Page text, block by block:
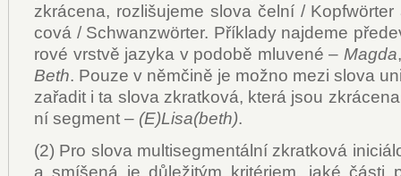
zkrá­ce­na, roz­li­šu­je­me slo­va čel­ní /
co­vá / Schwan­zwörter. Pří­kla­dy na­jde­me
ro­vé vrst­vě ja­zy­ka v po­do­bě mlu­ve­né – Mag­da
Be­th. Pou­ze v něm­či­ně je mož­no me­zi slo­va
za­řa­dit i ta slo­va zkrat­ko­vá, kte­rá jsou
ní seg­ment – (E)Li­sa(be­th).
(2) Pro slo­va mul­ti­seg­men­tál­ní zkrat­ko­vá
a smí­še­ná je dů­le­ži­tým kri­té­ri­em, ja­ké čás­ti